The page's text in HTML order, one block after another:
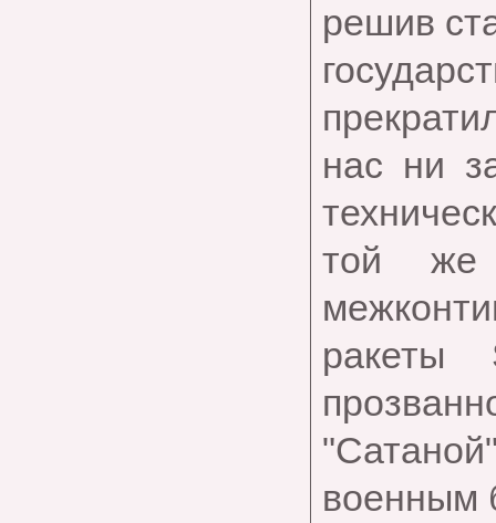
решив
нас ни
той же
ракеты
военным